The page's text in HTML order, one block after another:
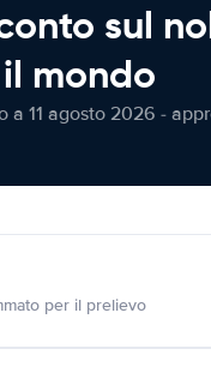
sul
mondo
a 11 agosto 2026 -
per il prelievo